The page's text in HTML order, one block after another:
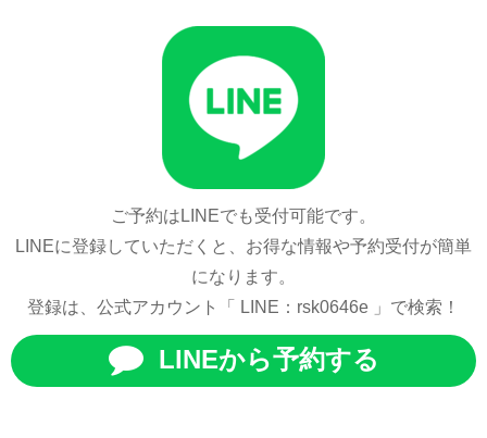
ご予約はLINEでも受付可能です。
LINEに登録していただくと、お得な情報や予約受付が簡単
になります。
登録は、公式アカウント「 LINE：rsk0646e 」で検索！
LINEから予約する